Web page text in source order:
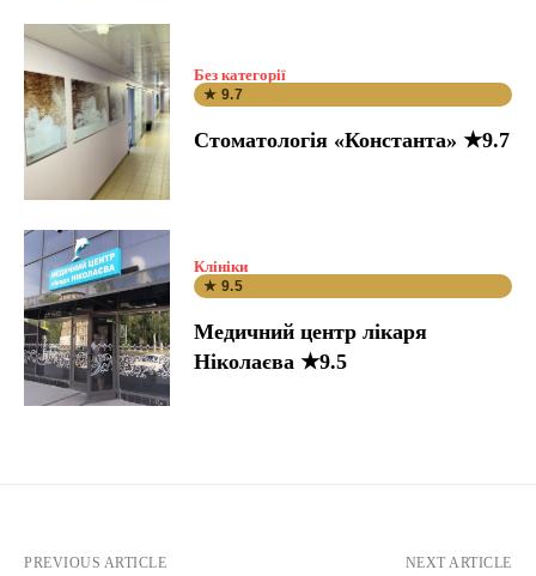
Без категорії
★ 9.7
Стоматологія «Константа» ★9.7
Клініки
★ 9.5
Медичний центр лікаря
Ніколаєва ★9.5
PREVIOUS ARTICLE NEXT ARTICLE